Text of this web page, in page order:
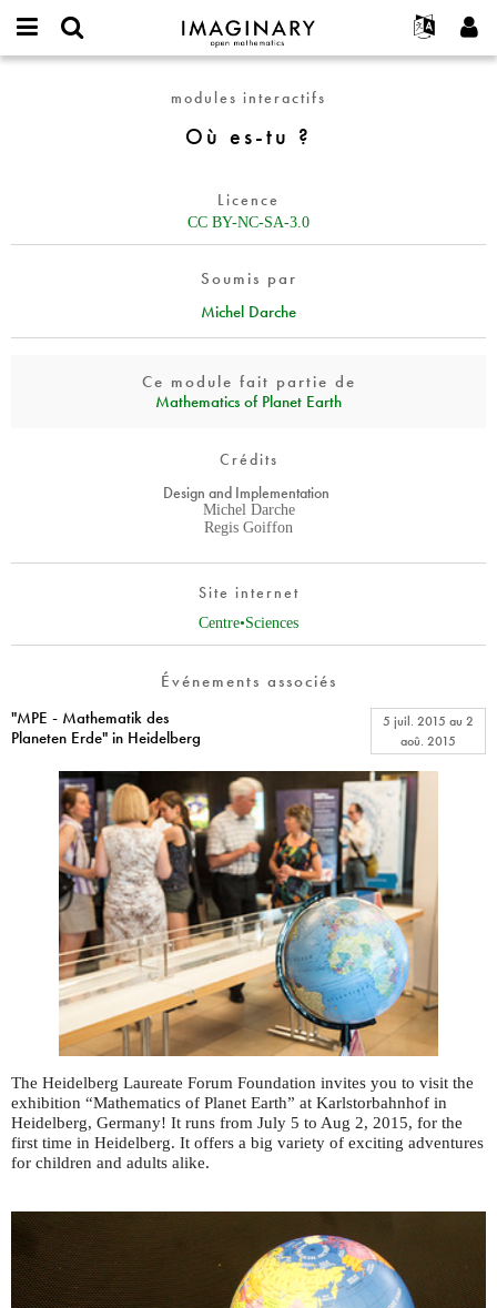
IMAGINARY
open
Français
Deutsch
Español
Türkçe
Programmes
Galeries
Films
Textes
Expositions
Plus...
Projets
Participer
Créer un nouveau compte
Demander un nouveau mot de passe
modules interactifs
Où es-tu ?
Licence
CC BY-NC-SA-3.0
Soumis par
Michel Darche
Ce module fait partie de
Mathematics of Planet Earth
Crédits
Design and Implementation
Michel Darche
Regis Goiffon
Site internet
Centre•Sciences
Événements associés
"MPE - Mathematik des
Planeten Erde" in Heidelberg
5 juil. 2015 au 2
aoû. 2015
The Heidelberg Laureate Forum Foundation invites you to visit the
exhibition “Mathematics of Planet Earth” at Karlstorbahnhof in
Heidelberg, Germany! It runs from July 5 to Aug 2, 2015, for the
first time in Heidelberg. It offers a big variety of exciting adventures
for children and adults alike.